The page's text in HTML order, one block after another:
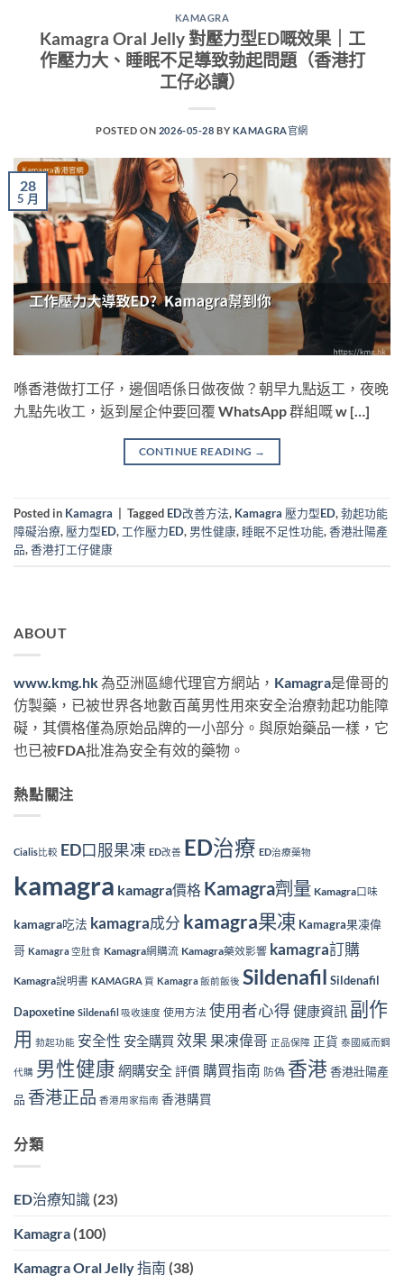
KAMAGRA
Kamagra Oral Jelly 對壓力型ED嘅效果｜工
作壓力大、睡眠不足導致勃起問題（香港打
工仔必讀）
POSTED ON 2026-05-28 BY KAMAGRA官網
28
5 月
喺香港做打工仔，邊個唔係日做夜做？朝早九點返工，夜晚
九點先收工，返到屋企仲要回覆 WhatsApp 群組嘅 w […]
CONTINUE READING →
Posted in Kamagra Tagged ED改善方法, Kamagra 壓力型ED,勃起功能
障礙治療, 壓力型ED, 工作壓力ED, 男性健康, 睡眠不足性功能,香港壯陽產
品,香港打工仔健康
ABOUT
www.kmg.hk為亞洲區總代理官方網站， Kamagra是偉哥的
仿製藥，已被世界各地數百萬男性用來安全治療勃起功能障
礙，其價格僅為原始品牌的一小部分。與原始藥品一樣，它
也已被FDA批准為安全有效的藥物。
熱點關注
Cialis比較 ED口服果凍 ED改善 ED治療 ED治療藥物
kamagra kamagra價格 Kamagra劑量 Kamagra口味
kamagra吃法 kamagra成分 kamagra果凍 Kamagra果凍偉
哥 Kamagra 空肚食 Kamagra網購流 Kamagra藥效影響 kamagra訂購
Kamagra說明書 KAMAGRA 買 Kamagra 飯前飯後 Sildenafil Sildenafil
Dapoxetine Sildenafil 吸收速度 使用方法 使用者心得 健康資訊 副作
用 勃起功能 安全性 安全購買 效果 果凍偉哥 正品保障 正貨 泰國威而鋼
代購 男性健康 網購安全評價 購買指南 防偽 香港香港壯陽產
品 香港正品 香港用家指南 香港購買
分類
ED治療知識 (23)
Kamagra (100)
Kamagra Oral Jelly 指南 (38)